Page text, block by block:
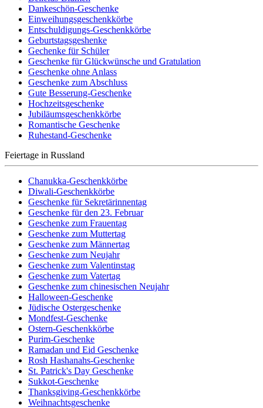
Dankeschön-Geschenke
Einweihungsgeschenkkörbe
Entschuldigungs-Geschenkkörbe
Geburtstagsgeshenke
Gechenke für Schüler
Geschenke für Glückwünsche und Gratulation
Geschenke ohne Anlass
Geschenke zum Abschluss
Gute Besserung-Geschenke
Hochzeitsgeschenke
Jubiläumsgeschenkkörbe
Romantische Geschenke
Ruhestand-Geschenke
Feiertage in Russland
Chanukka-Geschenkkörbe
Diwali-Geschenkkörbe
Geschenke für Sekretärinnentag
Geschenke für den 23. Februar
Geschenke zum Frauentag
Geschenke zum Muttertag
Geschenke zum Männertag
Geschenke zum Neujahr
Geschenke zum Valentinstag
Geschenke zum Vatertag
Geschenke zum chinesischen Neujahr
Halloween-Geschenke
Jüdische Ostergeschenke
Mondfest-Geschenke
Ostern-Geschenkkörbe
Purim-Geschenke
Ramadan und Eid Geschenke
Rosh Hashanahs-Geschenke
St. Patrick's Day Geschenke
Sukkot-Geschenke
Thanksgiving-Geschenkkörbe
Weihnachtsgeschenke